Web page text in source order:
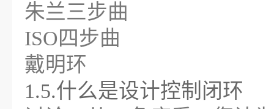
朱兰三步曲
ISO四步曲
戴明环
1.5.什么是设计控制闭环